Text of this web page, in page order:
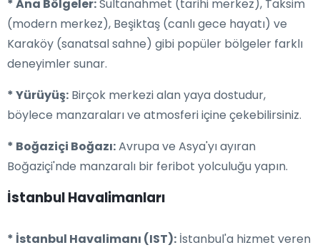
* Ana Bölgeler:Sultanahmet (tarihi merkez), Taksim
(modern merkez), Beşiktaş (canlı gece hayatı) ve
Karaköy (sanatsal sahne) gibi popüler bölgeler farklı
deneyimler sunar.
* Yürüyüş: Birçok merkezi alan yaya dostudur,
böylece manzaraları ve atmosferi içine çekebilirsiniz.
* Boğaziçi Boğazı:Avrupa ve Asya'yı ayıran
Boğaziçi'nde manzaralı bir feribot yolculuğu yapın.
İstanbul Havalimanları
* İstanbul Havalimanı (IST): İstanbul'a hizmet veren